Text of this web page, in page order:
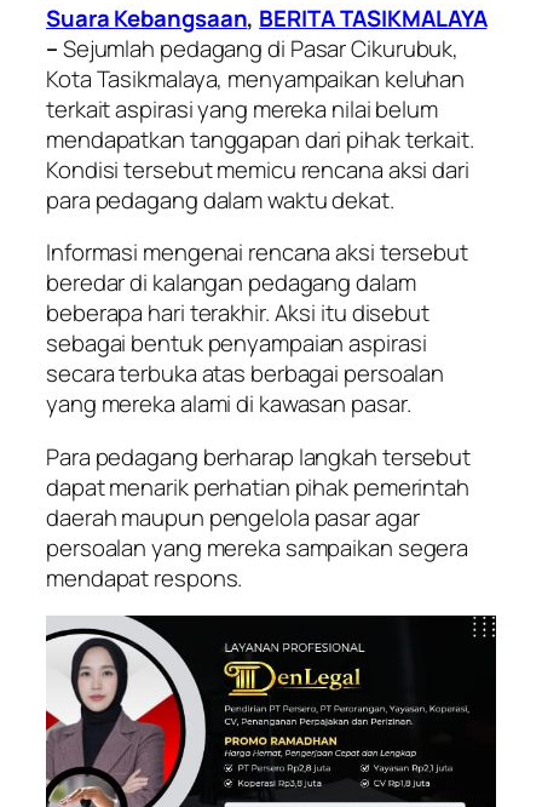
Suara Kebangsaan, BERITA TASIKMALAYA
–Sejumlah pedagang di Pasar Cikurubuk,
Kota Tasikmalaya, menyampaikan keluhan
terkait aspirasi yang mereka nilai belum
mendapatkan tanggapan dari pihak terkait.
Kondisi tersebut memicu rencana aksi dari
para pedagang dalam waktu dekat.
Informasi mengenai rencana aksi tersebut
beredar di kalangan pedagang dalam
beberapa hari terakhir. Aksi itu disebut
sebagai bentuk penyampaian aspirasi
secara terbuka atas berbagai persoalan
yang mereka alami di kawasan pasar.
Para pedagang berharap langkah tersebut
dapat menarik perhatian pihak pemerintah
daerah maupun pengelola pasar agar
persoalan yang mereka sampaikan segera
mendapat respons.